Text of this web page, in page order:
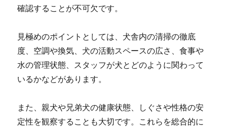
確認することが不可欠です。
見極めのポイントとしては、犬舎内の清掃の徹底
度、空調や換気、犬の活動スペースの広さ、食事や
水の管理状態、スタッフが犬とどのように関わって
いるかなどがあります。
また、親犬や兄弟犬の健康状態、しぐさや性格の安
定性を観察することも大切です。これらを総合的に